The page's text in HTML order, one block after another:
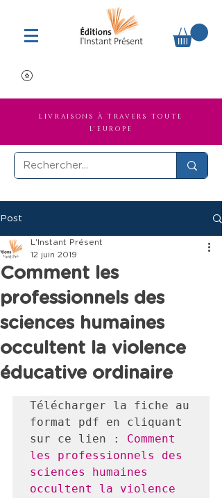
LIVRAISONS À TRAVERS TOUTE
L'EUROPE
Post
Comment les
professionnels des
sciences humaines
occultent la violence
éducative ordinaire
L'Instant Présent
12 juin 2019
Télécharger la fiche au
format pdf en cliquant
sur ce lien : Comment
les professionnels des
sciences humaines
occultent la violence